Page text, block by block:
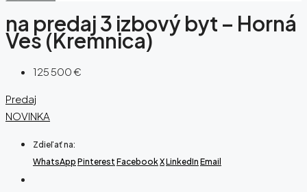
na predaj 3 izbový byt – Horná
Ves (Kremnica)
125 500 €
Predaj
NOVINKA
Zdieľať na:
WhatsApp Pinterest FacebookXLinkedIn Email